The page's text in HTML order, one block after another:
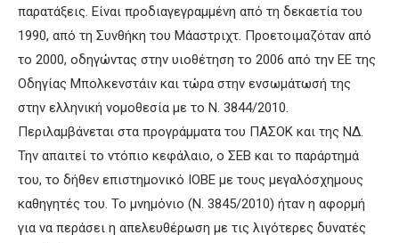
παρατάξεις. Είναι προδιαγεγραμμένη από τη δεκαετία του
1990, από τη Συνθήκη του Μάαστριχτ. Προετοιμαζόταν από
το 2000, οδηγώντας στην υιοθέτηση το 2006 από την ΕΕ της
Οδηγίας Μπολκενστάιν και τώρα στην ενσωμάτωσή της
στην ελληνική νομοθεσία με το Ν. 3844/2010.
Περιλαμβάνεται στα προγράμματα του ΠΑΣΟΚ και της ΝΔ.
Την απαιτεί το ντόπιο κεφάλαιο, ο ΣΕΒ και το παράρτημά
του, το δήθεν επιστημονικό ΙΟΒΕ με τους μεγαλόσχημους
καθηγητές του. Το μνημόνιο (Ν. 3845/2010) ήταν η αφορμή
για να περάσει η απελευθέρωση με τις λιγότερες δυνατές